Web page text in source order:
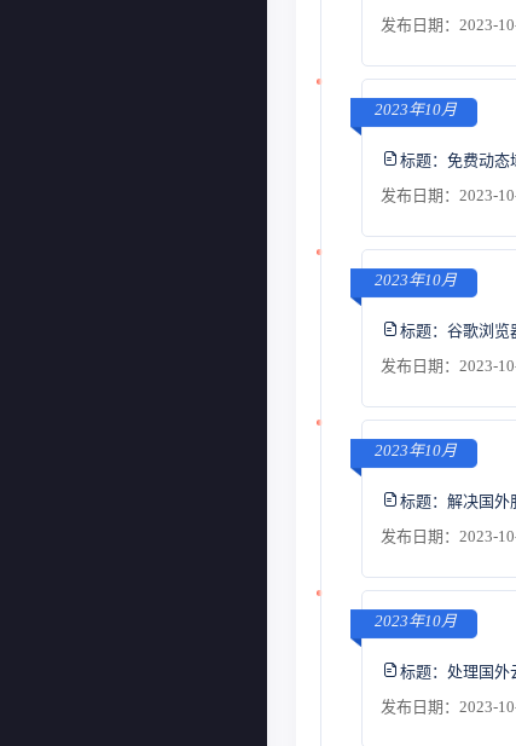
发布日期：2023-
2023年10月
标题： 免费动态
发布日期：2023-
2023年10月
标题： 谷歌浏览
发布日期：2023-
2023年10月
标题： 解决国外
发布日期：2023-
2023年10月
标题： 处理国外
发布日期：2023-